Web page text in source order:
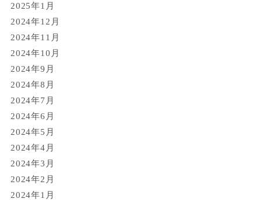
2025年1月
2024年12月
2024年11月
2024年10月
2024年9月
2024年8月
2024年7月
2024年6月
2024年5月
2024年4月
2024年3月
2024年2月
2024年1月